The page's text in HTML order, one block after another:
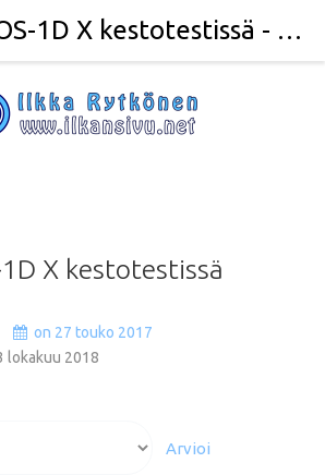
X kestotestissä
on 27 touko 2017
lokakuu 2018
Canon EOS-1D X kestotestissä - Valokuvaaja Ilkka Rytkönen